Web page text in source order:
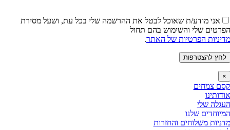
אני מודע/ת שאוכל לבטל את ההרשמה שלי בכל עת, ושעל מסירת
הפרטים שלי והשימוש בהם תחול
מדיניות הפרטיות של האתר.
×
קסם צמחים
אודותינו
העגלה שלי
המיוחדים שלנו
מדניות משלוחים והחזרות